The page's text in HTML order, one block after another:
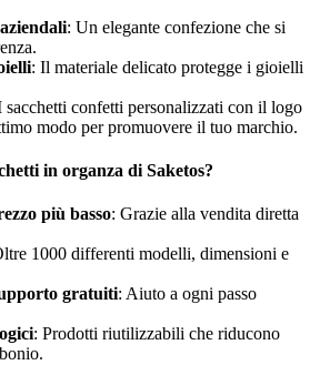
: Un elegante confezione che si
: Il materiale delicato protegge i gioielli
sacchetti confetti personalizzati con il logo
modo per promuovere il tuo marchio.
in organza di Saketos?
più basso: Grazie alla vendita diretta
1000 differenti modelli, dimensioni e
gratuiti: Aiuto a ogni passo
: Prodotti riutilizzabili che riducono